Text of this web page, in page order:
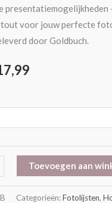
presentatiemogelijkheden
voor jouw perfecte
door Goldbuch.
Toevoegen aan
Categorieën:Fotolijsten,